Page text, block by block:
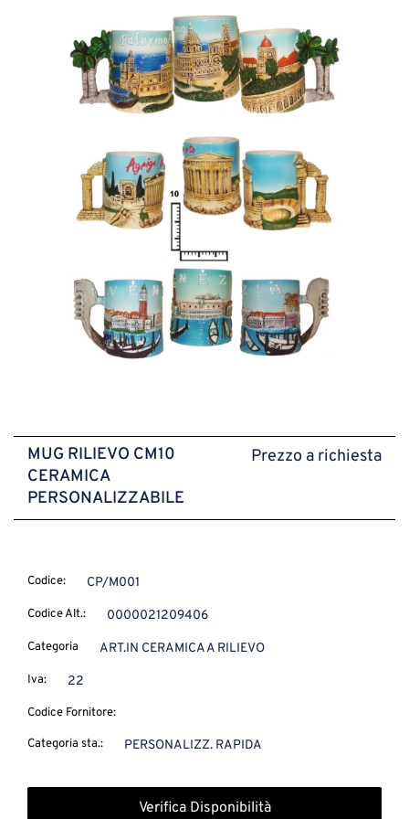
MUG RILIEVO CM10
CERAMICA
PERSONALIZZABILE
Prezzo a richiesta
Codice: CP/M001
Codice Alt.: 0000021209406
Categoria ART.IN CERAMICA A RILIEVO
Iva: 22
Codice Fornitore:
Categoria sta.: PERSONALIZZ. RAPIDA
Verifica Disponibilità